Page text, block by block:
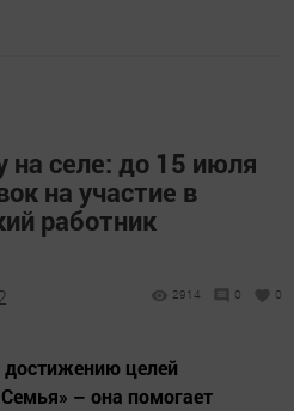
на селе: до 15 июля
на участие в
работник
2914 0 0
достижению целей
– она помогает